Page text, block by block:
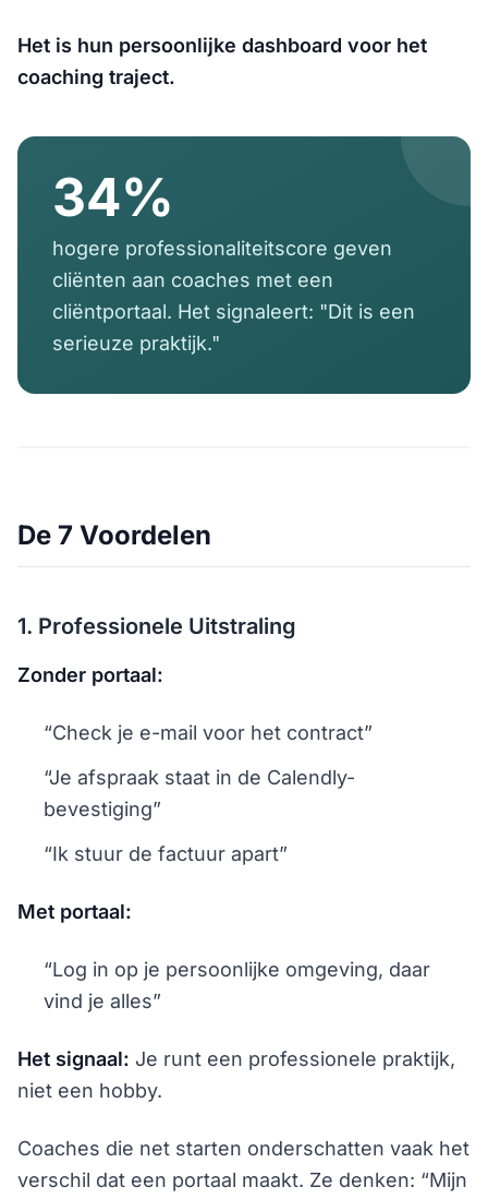
Het is hun persoonlijke dashboard voor het
coaching traject.
34%
hogere professionaliteitscore geven
cliënten aan coaches met een
cliëntportaal. Het signaleert: "Dit is een
serieuze praktijk."
De 7 Voordelen
1. Professionele Uitstraling
Zonder portaal:
“Check je e-mail voor het contract”
“Je afspraak staat in de Calendly-
bevestiging”
“Ik stuur de factuur apart”
Met portaal:
“Log in op je persoonlijke omgeving, daar
vind je alles”
Het signaal: Je runt een professionele praktijk,
niet een hobby.
Coaches die net starten onderschatten vaak het
verschil dat een portaal maakt. Ze denken: “Mijn